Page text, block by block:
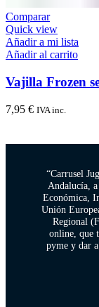
Comparar
Quick view
Añadir a mi lista
Añadir al carrito
Vajilla Frozen
7,95 € IVA inc.
“Carrusel
Andalucía,
Económica,
Unión
Regional
online, que
pyme y dar